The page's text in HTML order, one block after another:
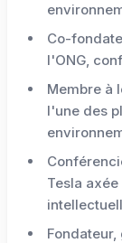
Co-
l'ONG,
Membre à
l'une des
Tesla